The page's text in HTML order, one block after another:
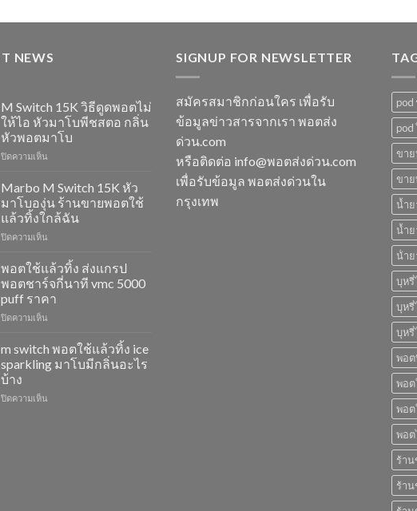
NEWS
M Switch 15K วิธีดูดพอตไม่
ให้ไอ หัวมาโบพีชสตอ กลิ่น
หัวพอตมาโบ
ปิดความเห็น
Switch
15K
วิธี
ดูด
พอต
ให้
ไอ
หัว
มา
โบ
สตอ
หัว
ตมา
Marbo M Switch 15K หัว
มาโบองุ่น ร้านขายพอตใช้
แล้วทิ้งใกล้ฉัน
ปิดความเห็น
M
Switch
15K
หัว
มา
องุ่น
ขาย
ใช้
พอตใช้แล้วทิ้ง ส่งแกรป
พอตชาร์จกี่นาที vmc 5000
puff ราคา
ปิดความเห็น
แล้ว
ทิ้ง
แกรป
m switch พอตใช้แล้วทิ้ง ice
sparkling มาโบมีกลิ่นอะไร
บ้าง
ปิดความเห็น
SIGNUP FOR NEWSLETTER
สมัครสมาชิกก่อนใคร เพื่อรับ
ข้อมูลข่าวสารจากเรา พอตส่ง
ด่วน.com
หรือติดต่อ info@พอตส่งด่วน.com
เพื่อรับข้อมูล พอตส่งด่วนใน
กรุงเทพ
pod
pod
ขา
ขา
น้ำย
น้ำย
น้ําย
บุหรี่
บุหรี่
บุห
พอ
พอ
พอต
พอ
ร้า
ร้า